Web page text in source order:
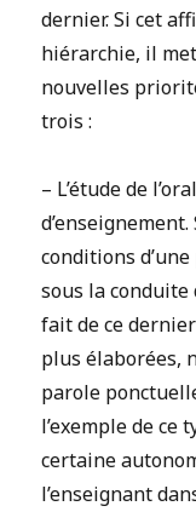
dernier. Si cet
hiérarchie, il
nouvelles
trois :
– L’étude de
conditions
sous la
fait de ce
plus élaborées,
parole
l’exemple de ce
certaine
l’enseignant